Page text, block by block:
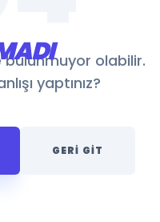
bulunmuyor olabilir.
yaptınız?
GERI GIT